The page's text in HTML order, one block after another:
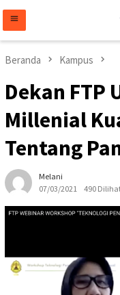
konten
Beranda Kampus
Dekan FTP
Millenial
Tentang
Melani
07/03/2021
490